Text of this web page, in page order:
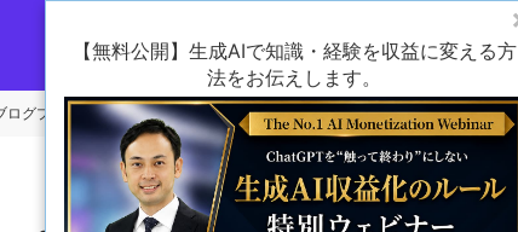
ログプロンプト7選｜記事企画・構成・改善の実践例
【無料公開】生成AIで知識・経験を収益に変える方
法をお伝えします。